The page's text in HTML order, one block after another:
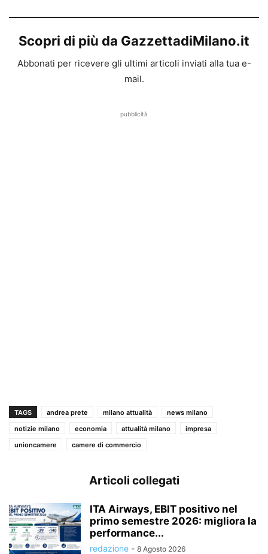
Scopri di più da GazzettadiMilano.it
Abbonati per ricevere gli ultimi articoli inviati alla tua e-
mail.
pubblicità
TAGS andrea prete milano attualità
news milano
notizie milano
economia attualità milano
impresa
unioncamere
camere di commercio
Articoli collegati
ITA Airways, EBIT positivo nel
primo semestre 2026: migliora la
performance...
redazione - 8 Agosto 2026